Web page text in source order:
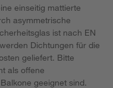
einseitig mattierte
asymmetrische
ist nach EN
Dichtungen für die
geliefert. Bitte
als offene
geeignet sind.